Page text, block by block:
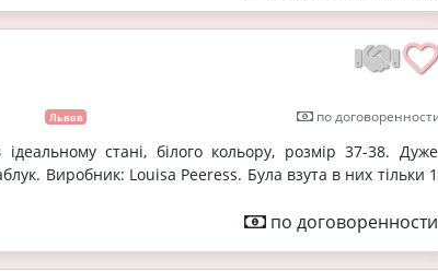
Львов по
стані, білого кольору, розмір 37-38. Дуже
Виробник: Louisa Peeress. Була взута в них тільки 1
по договоренности